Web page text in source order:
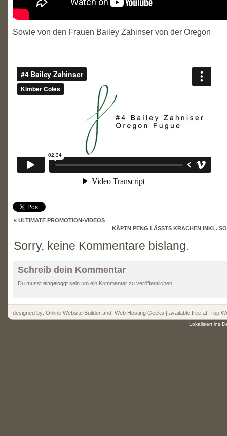
Sowie von den Frauen Bailey Zahinser von der Oregon
« ULTIMATE PROMOTION-VIDEOS
KÄPTN PENG LÄSSTS KRACHEN INKL.
Sorry, keine Kommentare bislang.
Schreib dein Kommentar
Du musst eingeloggt sein um ein Kommentar zu veröffentlichen.
designed by: Online Website Builder and: Web Hosting Geeks | available free at: Top
Lokalisiert ins